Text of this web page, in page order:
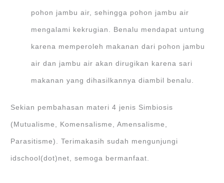
pohon jambu air, sehingga pohon jambu air
mengalami kekrugian. Benalu mendapat untung
karena memperoleh makanan dari pohon jambu
air dan jambu air akan dirugikan karena sari
makanan yang dihasilkannya diambil benalu.
Sekian pembahasan materi 4 jenis Simbiosis
(Mutualisme, Komensalisme, Amensalisme,
Parasitisme). Terimakasih sudah mengunjungi
idschool(dot)net, semoga bermanfaat.